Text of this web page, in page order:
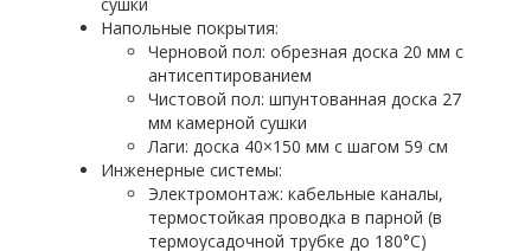
сушки
Напольные покрытия:
Черновой пол: обрезная доска 20 мм с
антисептированием
Чистовой пол: шпунтованная доска 27
мм камерной сушки
Лаги: доска 40×150 мм с шагом 59 см
Инженерные системы:
Электромонтаж: кабельные каналы,
термостойкая проводка в парной (в
термоусадочной трубке до 180°C)